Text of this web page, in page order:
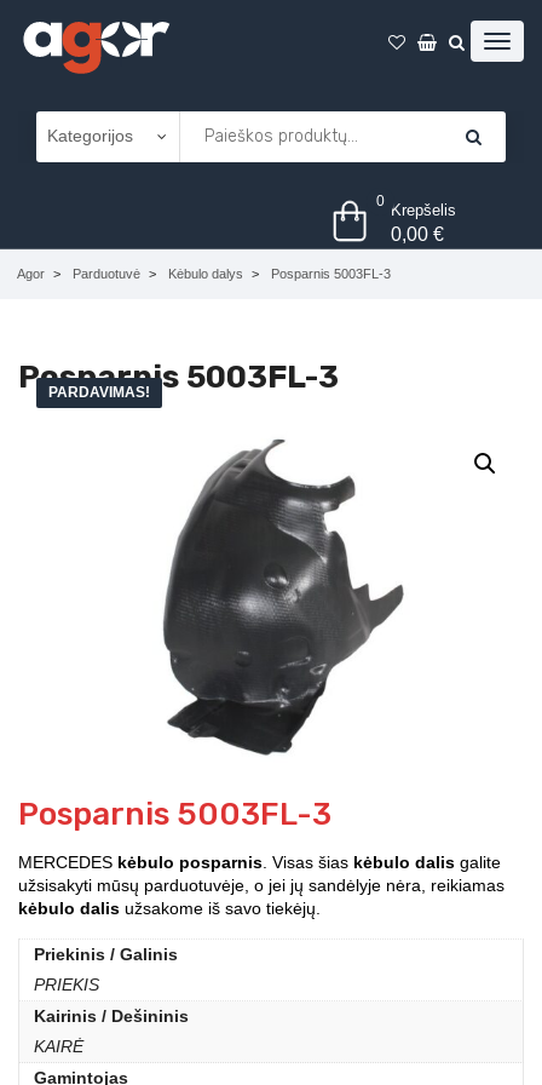
0 Krepšelis
0,00€
Agor Parduotuvė Kėbulo dalys Posparnis 5003FL-3
Posparnis 5003FL-3
PARDAVIMAS!
Posparnis 5003FL-3
MERCEDES kėbulo posparnis . Visas šias kėbulo dalis galite
užsisakyti mūsų parduotuvėje, o jei jų sandėlyje nėra, reikiamas
kėbulo dalis užsakome iš savo tiekėjų.
Priekinis / Galinis
PRIEKIS
Kairinis / Dešininis
KAIRĖ
Gamintojas